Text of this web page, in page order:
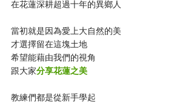
在花蓮深耕超過十年的異鄉人
當初就是因為愛上大自然的美
才選擇留在這塊土地
希望能藉由我們的視角
跟大家分享花蓮之美
教練們都是從新手學起